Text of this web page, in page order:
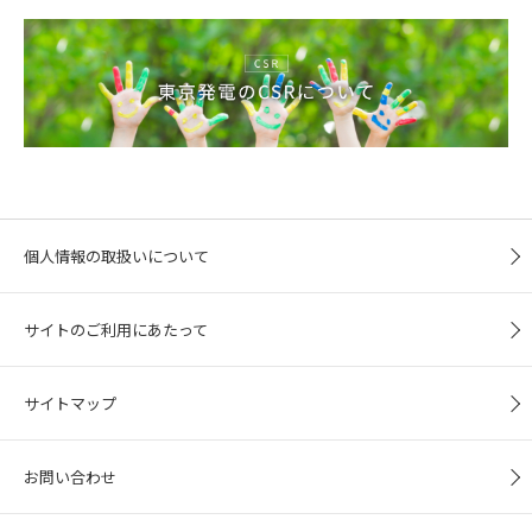
個人情報の取扱いについて
サイトのご利用にあたって
サイトマップ
お問い合わせ